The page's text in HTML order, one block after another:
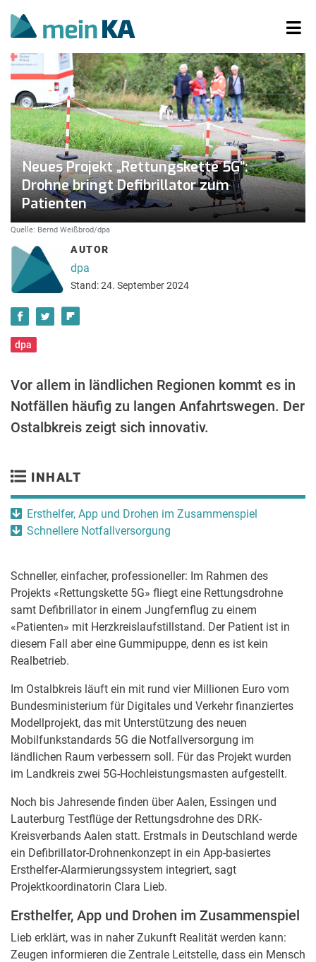
Neues Projekt „Rettungskette 5G“:
Drohne bringt Defibrillator zum
Patienten
Quelle: Bernd Weißbrod/dpa
AUTOR
dpa
Stand: 24. September 2024
dpa
Vor allem in ländlichen Regionen kommt es in
Notfällen häufig zu langen Anfahrtswegen. Der
Ostalbkreis zeigt sich innovativ.
INHALT
Ersthelfer, App und Drohen im Zusammenspiel
Schnellere Notfallversorgung
Schneller, einfacher, professioneller: Im Rahmen des
Projekts «Rettungskette 5G» fliegt eine Rettungsdrohne
samt Defibrillator in einem Jungfernflug zu einem
«Patienten» mit Herzkreislaufstillstand. Der Patient ist in
diesem Fall aber eine Gummipuppe, denn es ist kein
Realbetrieb.
Im Ostalbkreis läuft ein mit rund vier Millionen Euro vom
Bundesministerium für Digitales und Verkehr finanziertes
Modellprojekt, das mit Unterstützung des neuen
Mobilfunkstandards 5G die Notfallversorgung im
ländlichen Raum verbessern soll. Für das Projekt wurden
im Landkreis zwei 5G-Hochleistungsmasten aufgestellt.
Noch bis Jahresende finden über Aalen, Essingen und
Lauterburg Testflüge der Rettungsdrohne des DRK-
Kreisverbands Aalen statt. Erstmals in Deutschland werde
ein Defibrillator-Drohnenkonzept in ein App-basiertes
Ersthelfer-Alarmierungssystem integriert, sagt
Projektkoordinatorin Clara Lieb.
Ersthelfer, App und Drohen im Zusammenspiel
Lieb erklärt, was in naher Zukunft Realität werden kann:
Zeugen informieren die Zentrale Leitstelle, dass ein Mensch